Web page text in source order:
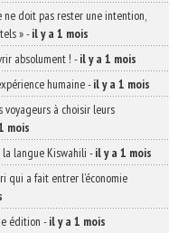
doit pas rester une intention,
»-il y a 1 mois
absolument ! -il y a 1 mois
humaine-il y a 1 mois
voyageurs à choisir leurs
mois
la langue Kiswahili -il y a 1 mois
qui a fait entrer l’économie
édition -il y a 1 mois